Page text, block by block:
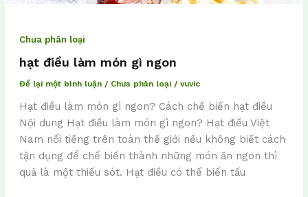
Chưa phân loại
hạt điều làm món gì ngon
Để lại một bình luận / Chưa phân loại/ vuvic
Hạt điều làm món gì ngon? Cách chế biến hạt điều
Nội dung Hạt điều làm món gì ngon? Hạt điều Việt
Nam nổi tiếng trên toàn thế giới nếu không biết cách
tận dụng để chế biến thành những món ăn ngon thì
quả là một thiếu sót. Hạt điều có thể biến tấu